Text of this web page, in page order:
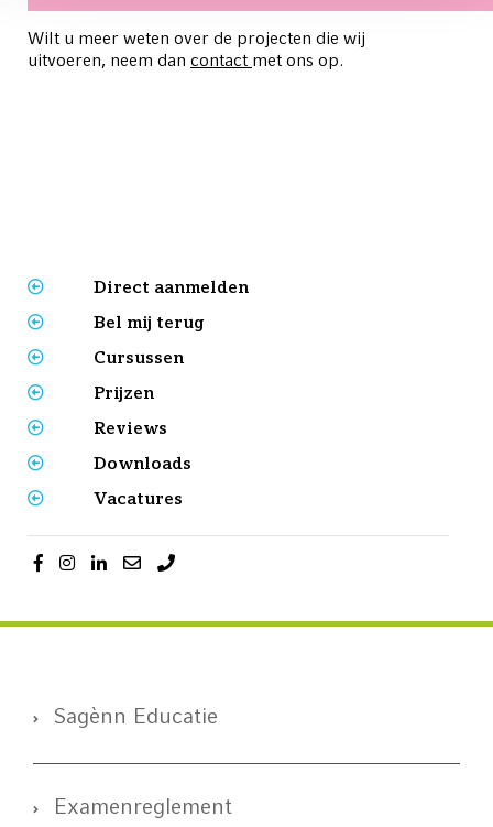
Wilt u meer weten over de projecten die wij
uitvoeren, neem dan contact met ons op.
Direct aanmelden
Bel mij terug
Cursussen
Prijzen
Reviews
Downloads
Vacatures
Sagènn Educatie
Examenreglement